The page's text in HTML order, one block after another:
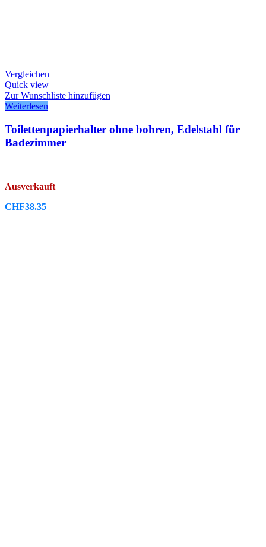
Vergleichen
Quick view
Zur Wunschliste hinzufügen
Weiterlesen
Toilettenpapierhalter ohne bohren, Edelstahl für
Badezimmer
Ausverkauft
CHF38.35